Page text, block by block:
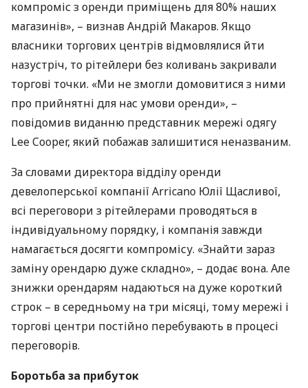
компроміс з оренди приміщень для 80% наших
магазинів», – визнав Андрій Макаров. Якщо
власники торгових центрів відмовлялися йти
назустріч, то рітейлери без коливань закривали
торгові точки. «Ми не змогли домовитися з ними
про прийнятні для нас умови оренди», –
повідомив виданню представник мережі одягу
Lee Cooper, який побажав залишитися неназваним.
За словами директора відділу оренди
девелоперської компанії Arricano Юлії Щасливої,
всі переговори з рітейлерами проводяться в
індивідуальному порядку, і компанія завжди
намагається досягти компромісу. «Знайти зараз
заміну орендарю дуже складно», – додає вона. Але
знижки орендарям надаються на дуже короткий
строк – в середньому на три місяці, тому мережі і
торгові центри постійно перебувають в процесі
переговорів.
Боротьба за прибуток